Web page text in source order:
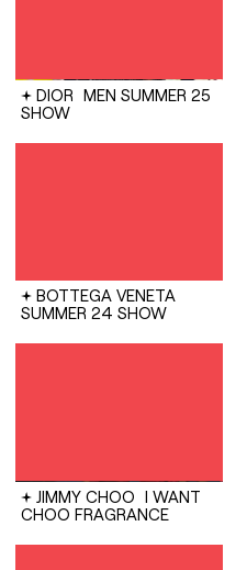
DIOR MEN SUMMER 25
SHOW
BOTTEGA VENETA
SUMMER 24 SHOW
JIMMY CHOO I WANT
CHOO FRAGRANCE